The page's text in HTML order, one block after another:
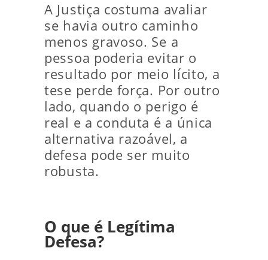
A Justiça costuma avaliar
se havia outro caminho
menos gravoso. Se a
pessoa poderia evitar o
resultado por meio lícito, a
tese perde força. Por outro
lado, quando o perigo é
real e a conduta é a única
alternativa razoável, a
defesa pode ser muito
robusta.
O que é Legítima
Defesa?